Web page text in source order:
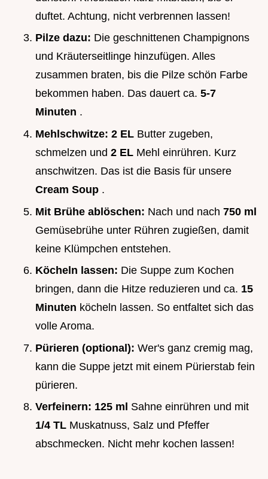
duftet. Achtung, nicht verbrennen lassen!
Pilze dazu: Die geschnittenen Champignons
und Kräuterseitlinge hinzufügen. Alles
zusammen braten, bis die Pilze schön Farbe
bekommen haben. Das dauert ca. 5-7
Minuten .
Mehlschwitze: 2 EL Butter zugeben,
schmelzen und 2 EL Mehl einrühren. Kurz
anschwitzen. Das ist die Basis für unsere
Cream Soup .
Mit Brühe ablöschen: Nach und nach 750 ml
Gemüsebrühe unter Rühren zugießen, damit
keine Klümpchen entstehen.
Köcheln lassen: Die Suppe zum Kochen
bringen, dann die Hitze reduzieren und ca. 15
Minuten köcheln lassen. So entfaltet sich das
volle Aroma.
Pürieren (optional): Wer's ganz cremig mag,
kann die Suppe jetzt mit einem Pürierstab fein
pürieren.
Verfeinern: 125 ml Sahne einrühren und mit
1/4 TL Muskatnuss, Salz und Pfeffer
abschmecken. Nicht mehr kochen lassen!